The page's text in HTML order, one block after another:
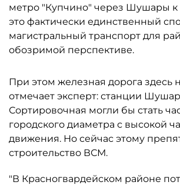
метро "Купчино" через Шушары
это фактически единственный
магистральный транспорт для
обозримой перспективе.
При этом железная дорога здесь
отмечает эксперт: станции
Сортировочная могли бы стать
городского диаметра с высокой
движения. Но сейчас этому
строительство ВСМ.
"В Красногвардейском районе